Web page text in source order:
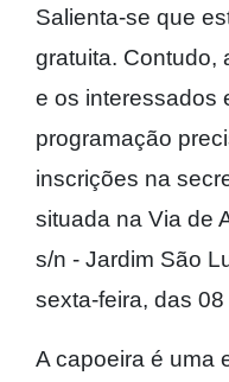
Salienta-se que
gratuita. Contudo,
e os interessados
programação
inscrições na
situada na Via de
s/n - Jardim São
sexta-feira, das
A capoeira é uma